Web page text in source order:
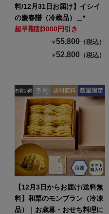
料/12月31日お届け】イシイ
の慶春譜（冷蔵品）＿*
超早期割3000円引き
￥55,800（税込）
￥52,800 （税込）
【12月3日からお届け/送料無
料】和栗のモンブラン（冷凍
品）｜お歳暮・おせち料理に